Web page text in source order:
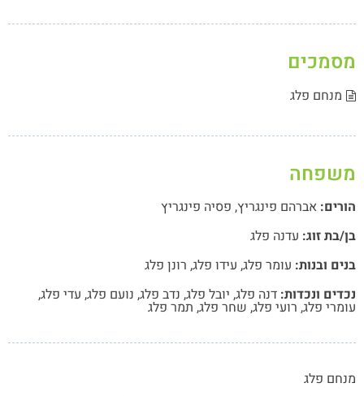
מנחם פלג
אברהם פינגריץ,פסיה פינגריץ
בת זוג:עדנה פלג
ובנות:עומר פלג ,עידו פלג ,רונן פלג
ונכדות:דנה פלג ,יובל פלג ,נדב פלג ,נועם פלג ,עדי פלג
פלג ,רועי פלג ,שחר פלג ,תמר פלג
פלג